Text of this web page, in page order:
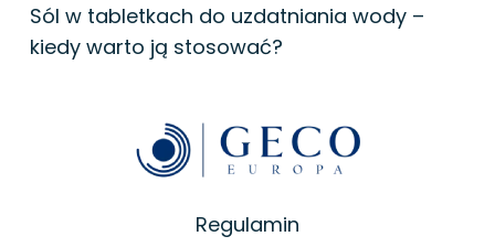
Sól w tabletkach do uzdatniania wody –
kiedy warto ją stosować?
Regulamin